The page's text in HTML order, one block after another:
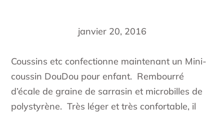
janvier 20, 2016
Coussins etc confectionne maintenant un Mini-
coussin DouDou pour enfant. Rembourré
d’écale de graine de sarrasin et microbilles de
polystyrène. Très léger et très confortable, il